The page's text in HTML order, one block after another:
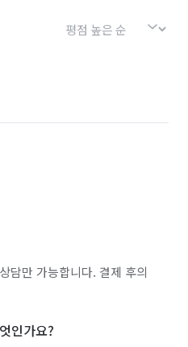
담만 가능합니다. 결제 후의
인가요?